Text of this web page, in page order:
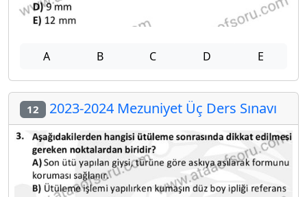
A B C D E
12 2023-2024 Mezuniyet Üç Ders Sınavı